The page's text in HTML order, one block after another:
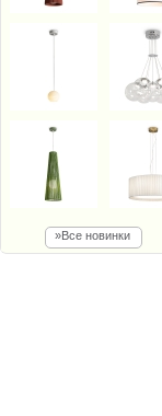
»Все новинки